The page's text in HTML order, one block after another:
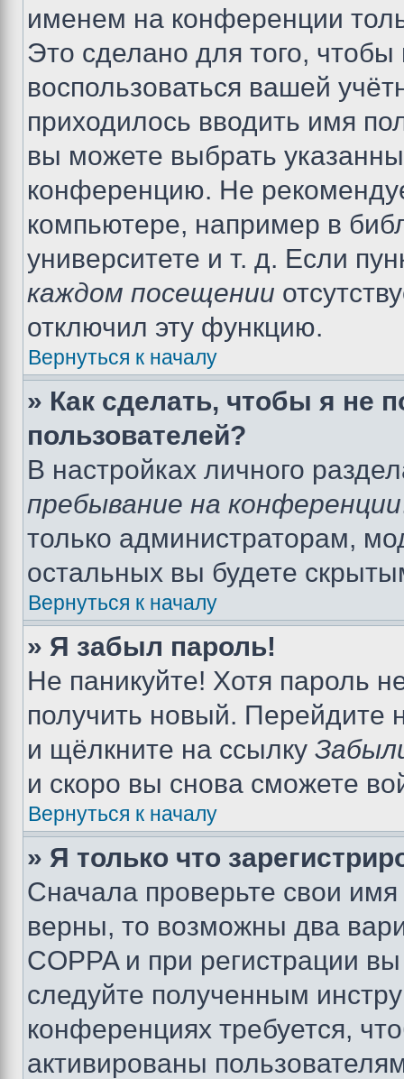
именем на конференции
Это сделано для того, чтобы
воспользоваться вашей
приходилось вводить имя
вы можете выбрать
конференцию. Не
компьютере, например в
университете и т. д. Если
каждом посещении
отключил эту функцию.
Вернуться к началу
» Как сделать, чтобы я не
пользователей?
В настройках личного
пребывание на конференции
только администраторам,
остальных вы будете
Вернуться к началу
» Я забыл пароль!
Не паникуйте! Хотя пароль
получить новый. Перейдите
и щёлкните на ссылку
и скоро вы снова сможете
Вернуться к началу
» Я только что
Сначала проверьте свои
верны, то возможны два
COPPA и при регистрации
следуйте полученным
конференциях требуется,
активированы